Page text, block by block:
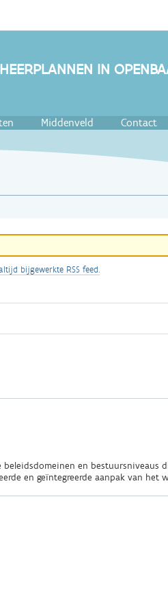
IN
Middenveld Contact
bijgewerkte RSS feed.
beleidsdomeinen en
en geïntegreerde aanpak van het